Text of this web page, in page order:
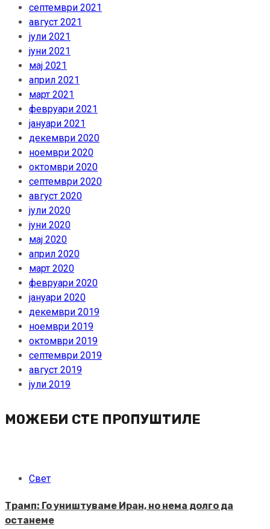
септември 2021
август 2021
јули 2021
јуни 2021
мај 2021
април 2021
март 2021
февруари 2021
јануари 2021
декември 2020
ноември 2020
октомври 2020
септември 2020
август 2020
јули 2020
јуни 2020
мај 2020
април 2020
март 2020
февруари 2020
јануари 2020
декември 2019
ноември 2019
октомври 2019
септември 2019
август 2019
јули 2019
МОЖЕБИ СТЕ ПРОПУШТИЛЕ
Свет
Трамп: Го уништуваме Иран, но нема долго да
останеме